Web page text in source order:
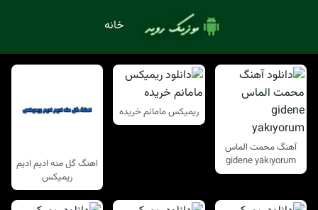
خانه
آهنگ محمت الماس
gidene yakıyorum
ریمیکس مامانم خریده
اهنگ گل منه ادیم ادیم
ریمیکس